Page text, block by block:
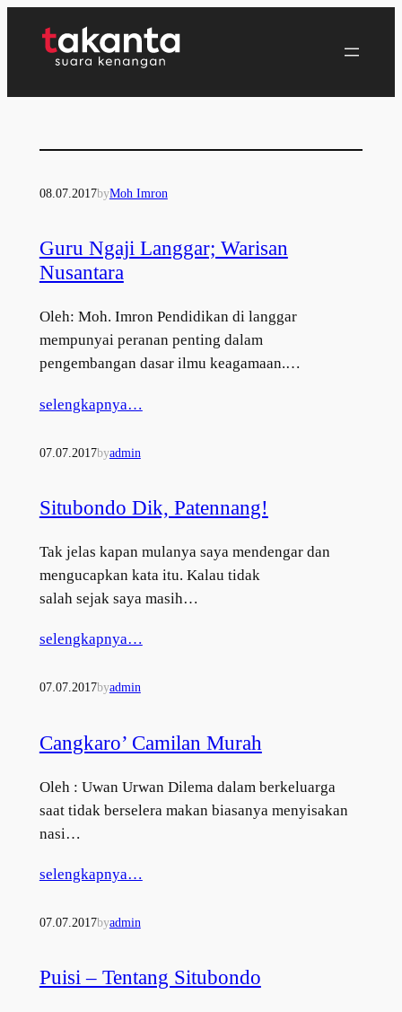
08.07.2017byMoh Imron
Guru Ngaji Langgar; Warisan
Nusantara
Oleh: Moh. Imron Pendidikan di langgar
mempunyai peranan penting dalam
pengembangan dasar ilmu keagamaan.…
selengkapnya…
07.07.2017byadmin
Situbondo Dik, Patennang!
Tak jelas kapan mulanya saya mendengar dan
mengucapkan kata itu. Kalau tidak
salah sejak saya masih…
selengkapnya…
07.07.2017byadmin
Cangkaro’ Camilan Murah
Oleh : Uwan Urwan Dilema dalam berkeluarga
saat tidak berselera makan biasanya menyisakan
nasi…
selengkapnya…
07.07.2017byadmin
Puisi – Tentang Situbondo